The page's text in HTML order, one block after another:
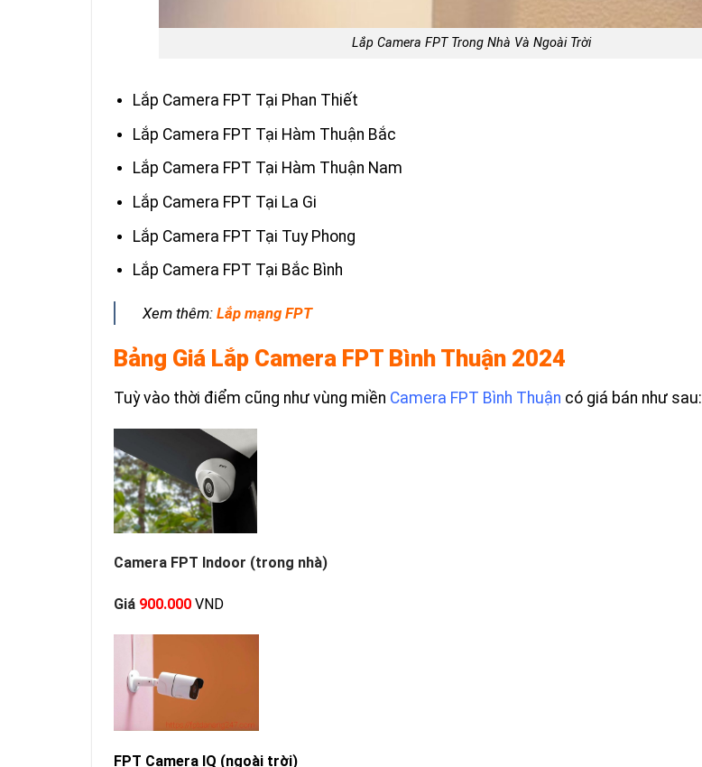
Lắp Camera FPT Trong Nhà Và Ngoài Trời
Lắp Camera FPT Tại Phan Thiết
Lắp Camera FPT Tại Hàm Thuận Bắc
Lắp Camera FPT Tại Hàm Thuận Nam
Lắp Camera FPT Tại La Gi
Lắp Camera FPT Tại Tuy Phong
Lắp Camera FPT Tại Bắc Bình
Xem thêm: Lắp mạng FPT
Bảng Giá Lắp Camera FPT Bình Thuận 2024
Tuỳ vào thời điểm cũng như vùng miền Camera FPT Bình Thuận có giá bán như sau:
Camera FPT Indoor (trong nhà)
Giá 900.000 VND
FPT Camera IQ (ngoài trời)